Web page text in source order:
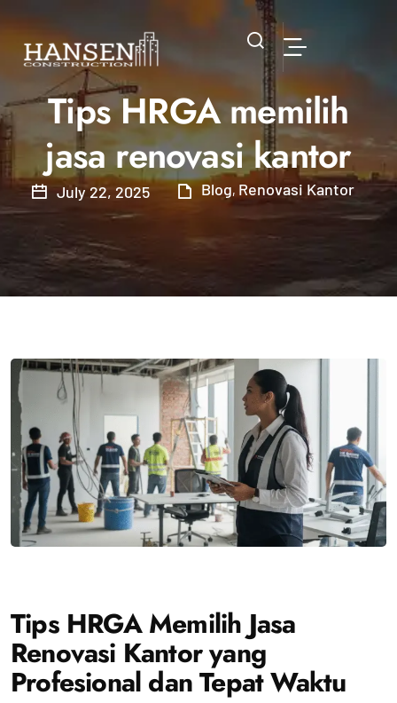
Tips HRGA memilih
jasa renovasi kantor
July 22, 2025 Blog, Renovasi Kantor
Tips HRGA Memilih Jasa
Renovasi Kantor yang
Profesional dan Tepat Waktu